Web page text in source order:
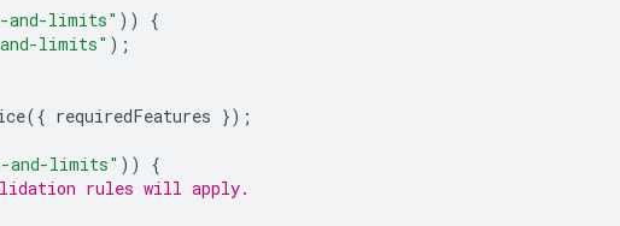
and-limits" ))
{
limits" );
({ requiredFeatures });
and-limits" ))
{
rules will apply.